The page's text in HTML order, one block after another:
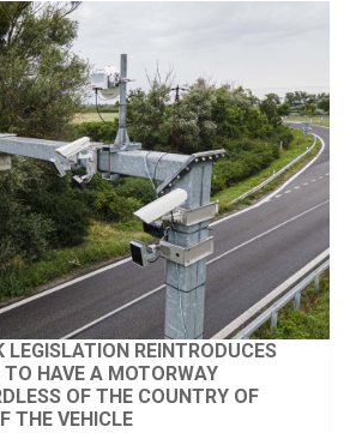
LEGISLATION REINTRODUCES
HAVE A MOTORWAY
OF THE COUNTRY OF
THE VEHICLE